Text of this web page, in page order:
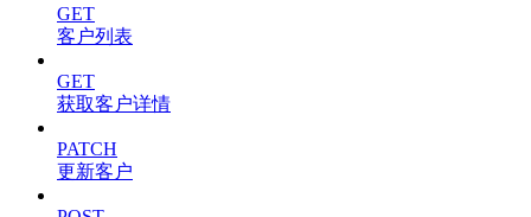
GET
客户列表
GET
获取客户详情
PATCH
更新客户